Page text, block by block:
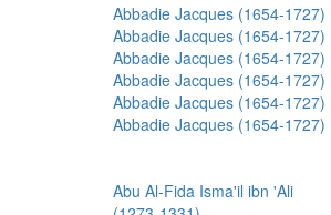
Abbadie Jacques (1654-1727)
Abbadie Jacques (1654-1727)
Abbadie Jacques (1654-1727)
Abbadie Jacques (1654-1727)
Abbadie Jacques (1654-1727)
Abbadie Jacques (1654-1727)
Abu Al-Fida Isma'il ibn 'Ali